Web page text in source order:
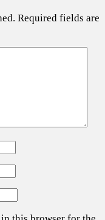
Required fields are